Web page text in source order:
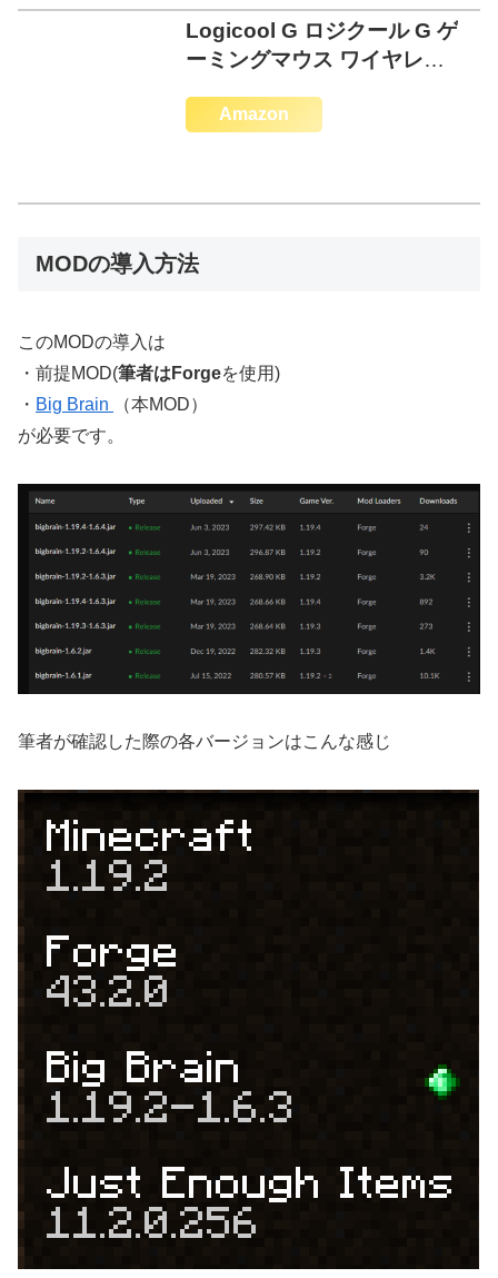
Logicool G ロジクール G ゲ
ーミングマウス ワイヤレス
Amazon
MODの導入方法
このMODの導入は
・前提MOD(筆者はForgeを使用)
・ Big Brain
（本MOD）
が必要です。
筆者が確認した際の各バージョンはこんな感じ